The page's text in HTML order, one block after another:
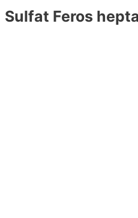
Sulfat Feros